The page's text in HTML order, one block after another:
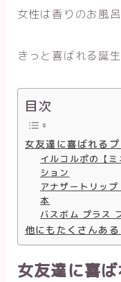
女性は香りのお風
きっと喜ばれる誕
目次
女友達に喜ばれるプ
イルコルポの【
ション
アナザートリッ
本
バスボム プラス
他にもたくさんあ
女友達に喜